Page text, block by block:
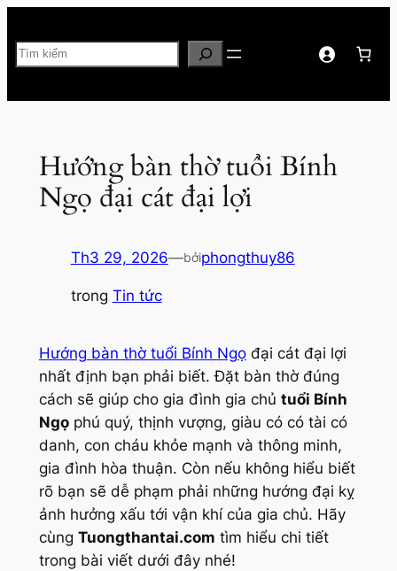
đến
phần
Tìm
Hướng bàn thờ tuổi Bính
Ngọ đại cát đại lợi
Th3 29, 2026—bởiphongthuy86
trong Tin tức
Hướng bàn thờ tuổi Bính Ngọđại cát đại lợi
nhất định bạn phải biết. Đặt bàn thờ đúng
cách sẽ giúp cho gia đình gia chủ tuổi Bính
Ngọphú quý, thịnh vượng, giàu có có tài có
danh, con cháu khỏe mạnh và thông minh,
gia đình hòa thuận. Còn nếu không hiểu biết
rõ bạn sẽ dễ phạm phải những hướng đại kỵ
ảnh hưởng xấu tới vận khí của gia chủ. Hãy
cùng Tuongthantai.com tìm hiểu chi tiết
trong bài viết dưới đây nhé!